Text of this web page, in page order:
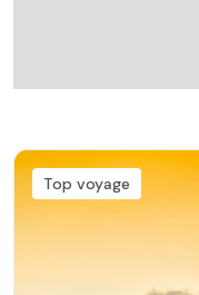
Top voyage